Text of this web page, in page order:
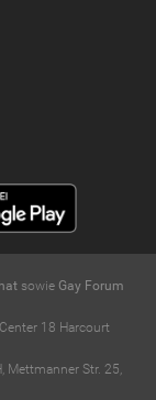
sowie Gay Forum
18 Harcourt
Mettmanner Str. 25,